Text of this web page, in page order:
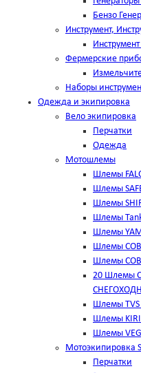
Бензо
Инструмент,
Фермерские
Наборы
Одежда и экипировка
Вело экипировка
Перчатки
Одежда
Мотошлемы
Шлемы
Шлемы
Шлемы
Шлемы
Шлемы
Шлемы
Шлемы
20 Шлемы
Шлемы TVS
Шлемы
Шлемы
Мотоэкипировка
Перчатки